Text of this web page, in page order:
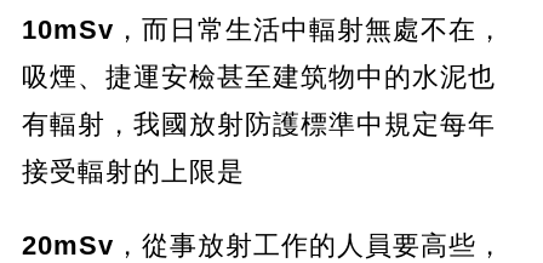
10mSv ，而日常生活中輻射無處不在，
吸煙、捷運安檢甚至建筑物中的水泥也
有輻射，我國放射防護標準中規定每年
接受輻射的上限是
20mSv ，從事放射工作的人員要高些，